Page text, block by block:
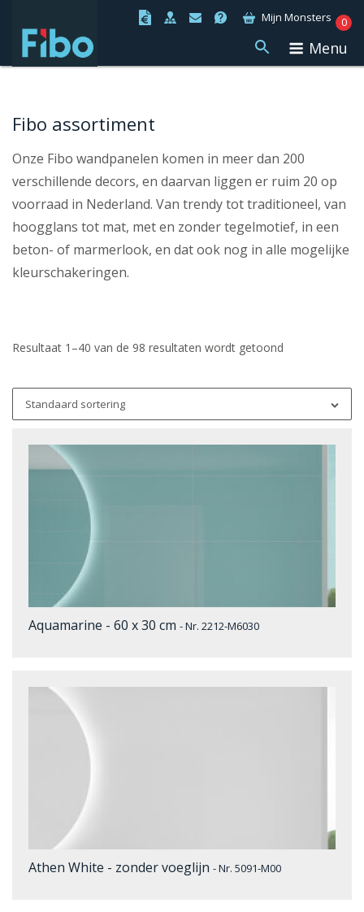
naar
Mijn Monsters 0
Menu
Fibo assortiment
Onze Fibo wandpanelen komen in meer dan 200
verschillende decors, en daarvan liggen er ruim 20 op
voorraad in Nederland. Van trendy tot traditioneel, van
hoogglans tot mat, met en zonder tegelmotief, in een
beton- of marmerlook, en dat ook nog in alle mogelijke
kleurschakeringen.
Resultaat 1–40 van de 98 resultaten wordt getoond
Standaard sortering
Aquamarine - 60 x 30 cm - Nr. 2212-M6030
Athen White - zonder voeglijn - Nr. 5091-M00